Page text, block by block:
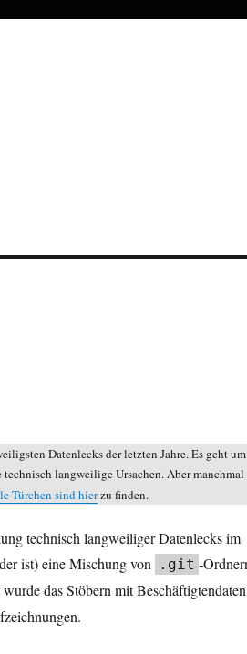
Datenlecks der letzten Jahre. Es geht um
langweilige Ursachen. Aber manchmal
Türchen sind hierzu finden.
technisch langweiliger Datenlecks im
ist) eine Mischung von
.git -
das Stöbern mit